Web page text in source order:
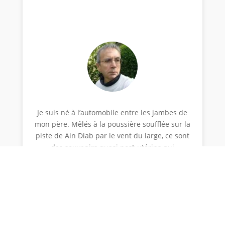
Je suis né à l’automobile entre les jambes de
mon père. Mêlés à la poussière soufflée sur la
piste de Ain Diab par le vent du large, ce sont
des souvenirs quasi post-utérins qui